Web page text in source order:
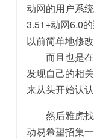
动网的用户系
3.51+动网6.0
以前简单地修
而且也是在
发现自己的相
来从头开始认
然后雅虎找
动易希望招集